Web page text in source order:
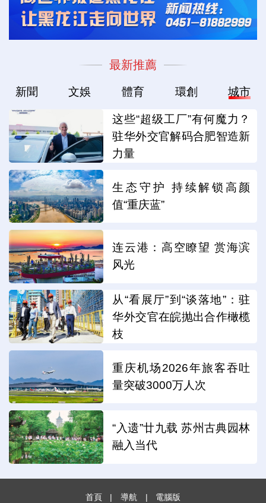
最新推薦
新聞 文娛 體育 環創 城市
这些“超级工厂”有何魔力？
驻华外交官解码合肥智造新
力量
生态守护 持续解锁高颜
值“重庆蓝”
连云港：高空瞭望 赏海滨
风光
从“看展厅”到“谈落地”：驻
华外交官在皖抛出合作橄榄
枝
重庆机场2026年旅客吞吐
量突破3000万人次
“入遗”廿九载 苏州古典园林
融入当代
首頁 | 導航 | 電腦版